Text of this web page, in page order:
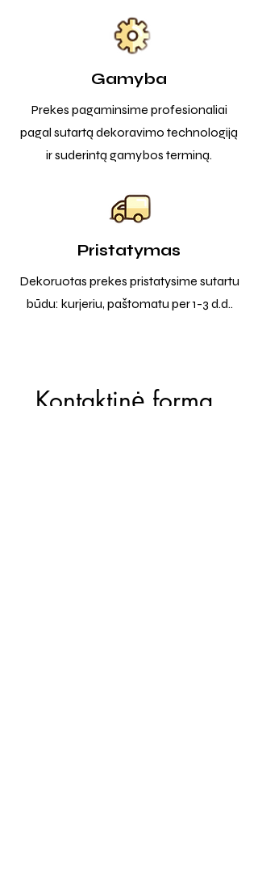
Gamyba
Prekes pagaminsime profesionaliai
pagal sutartą dekoravimo technologiją
ir suderintą gamybos terminą.
Pristatymas
Dekoruotas prekes pristatysime sutartu
būdu: kurjeriu, paštomatu per 1-3 d.d..
Kontaktinė forma